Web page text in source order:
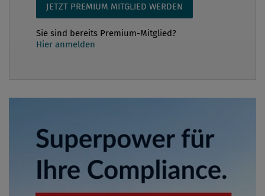
JETZT PREMIUM MITGLIED WERDEN
Sie sind bereits Premium-Mitglied?
Hier anmelden